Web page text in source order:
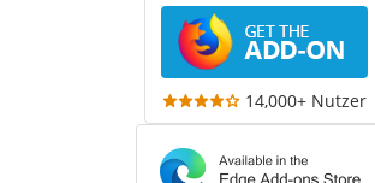
14,000+ Nutzer